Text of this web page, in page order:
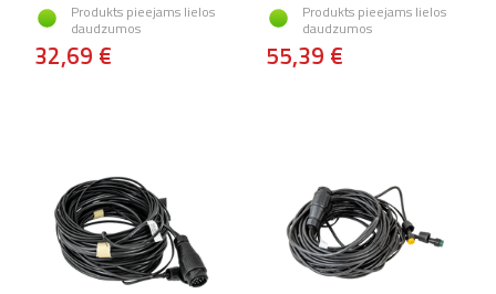
Produkts pieejams lielos
daudzumos
32,69 €
Produkts pieejams lielos
daudzumos
55,39 €